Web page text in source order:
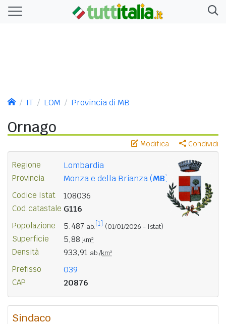
IT LOM Provincia di MB
Ornago
Modifica Condividi
Regione Lombardia
Provincia Monza e della Brianza (MB)
Codice Istat 108036
Cod.catastale G116
Popolazione 5.487 ab. [1] (01/01/2026 - Istat)
Superficie 5,88 km²
Densità 933,91 ab./km²
Prefisso 039
CAP 20876
Sindaco